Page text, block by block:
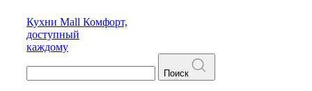
Кухни Mall Комфорт,
доступный
каждому
Поиск